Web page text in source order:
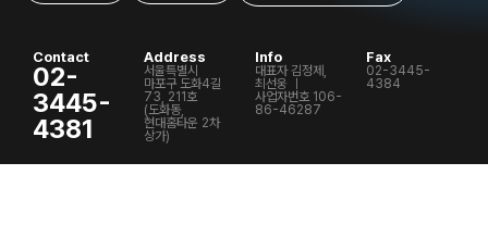
Contact
02-
3445-
4381
Address
서울특별시
마포구 도화4길
73, 211호
(도화동,
현대홈타운 2차
상가)
Info
대표자 김정제,
최선웅 ㅣ
사업자번호 106-
86-46287
Fax
02-3445-
4384